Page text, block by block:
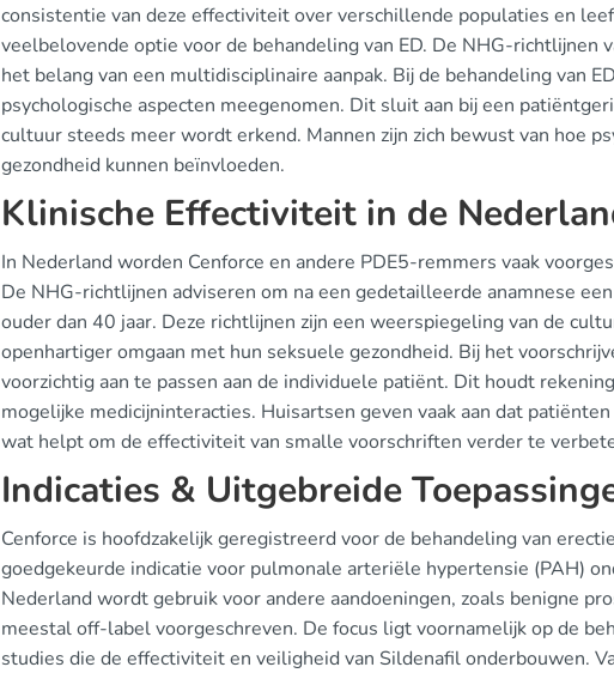
consistentie van deze effectiviteit over verschillende populaties en
veelbelovende optie voor de behandeling van ED. De NHG-richtlijnen
het belang van een multidisciplinaire aanpak. Bij de behandeling van
psychologische aspecten meegenomen. Dit sluit aan bij een
cultuur steeds meer wordt erkend. Mannen zijn zich bewust van hoe
gezondheid kunnen beïnvloeden.
Klinische Effectiviteit in de
In Nederland worden Cenforce en andere PDE5-remmers vaak
De NHG-richtlijnen adviseren om na een gedetailleerde anamnese
ouder dan 40 jaar. Deze richtlijnen zijn een weerspiegeling van de
openhartiger omgaan met hun seksuele gezondheid. Bij het
voorzichtig aan te passen aan de individuele patiënt. Dit houdt
mogelijke medicijninteracties. Huisartsen geven vaak aan dat
wat helpt om de effectiviteit van smalle voorschriften verder te
Indicaties & Uitgebreide
Cenforce is hoofdzakelijk geregistreerd voor de behandeling van
goedgekeurde indicatie voor pulmonale arteriële hypertensie (PAH)
Nederland wordt gebruik voor andere aandoeningen, zoals benigne
meestal off-label voorgeschreven. De focus ligt voornamelijk op de
studies die de effectiviteit en veiligheid van Sildenafil onderbouwen.